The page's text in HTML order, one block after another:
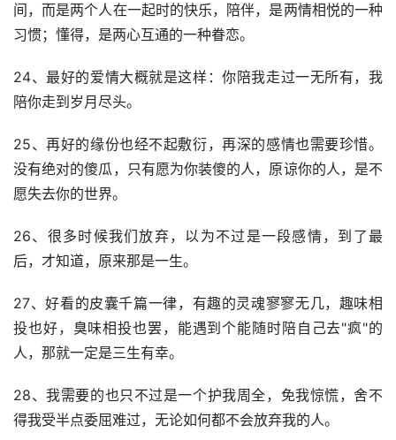
间，而是两个人在一起时的快乐，陪伴，是两情相悦的一种
习惯；懂得，是两心互通的一种眷恋。
24、最好的爱情大概就是这样：你陪我走过一无所有，我
陪你走到岁月尽头。
25、再好的缘份也经不起敷衍，再深的感情也需要珍惜。
没有绝对的傻瓜，只有愿为你装傻的人，原谅你的人，是不
愿失去你的世界。
26、很多时候我们放弃，以为不过是一段感情，到了最
后，才知道，原来那是一生。
27、好看的皮囊千篇一律，有趣的灵魂寥寥无几，趣味相
投也好，臭味相投也罢，能遇到个能随时陪自己去"疯"的
人，那就一定是三生有幸。
28、我需要的也只不过是一个护我周全，免我惊慌，舍不
得我受半点委屈难过，无论如何都不会放弃我的人。